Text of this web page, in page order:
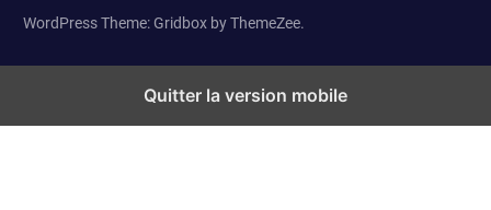
WordPress Theme: Gridbox by ThemeZee.
Quitter la version mobile